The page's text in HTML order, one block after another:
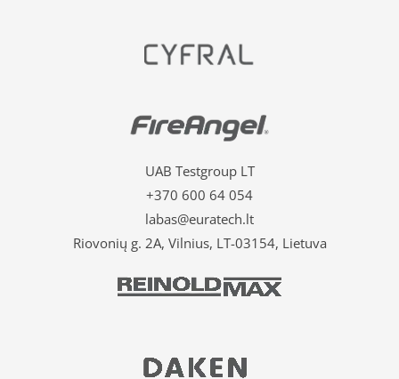
UAB Testgroup LT
+370 600 64 054
labas@euratech.lt
Riovonių g. 2A, Vilnius, LT-03154, Lietuva